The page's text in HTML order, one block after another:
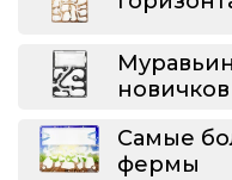
новичков
Самые
фермы